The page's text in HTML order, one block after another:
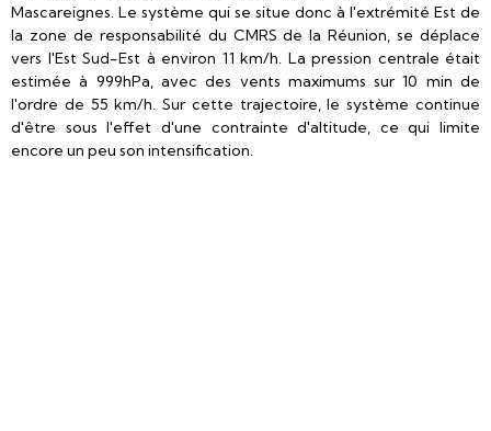
Mascareignes. Le système qui se situe donc à l'extrémité Est de
la zone de responsabilité du CMRS de la Réunion, se déplace
vers l'Est Sud-Est à environ 11 km/h. La pression centrale était
estimée à 999hPa, avec des vents maximums sur 10 min de
l'ordre de 55 km/h. Sur cette trajectoire, le système continue
d'être sous l'effet d'une contrainte d'altitude, ce qui limite
encore un peu son intensification.